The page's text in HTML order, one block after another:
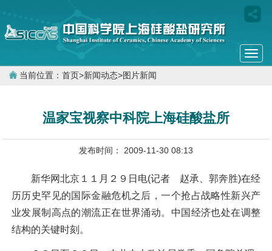
当前位置： 首页>新闻动态>图片新闻
温家宝视察中科院上海硅酸盐所
发布时间： 2009-11-30 08:13
新华网北京１１月２９日电(记者 赵承、郭奔胜)在经
历历史罕见的国际金融危机之后，一个抢占战略性新兴产
业发展制高点的潮流正在世界涌动。中国经济也处在调整
结构的关键时刻。